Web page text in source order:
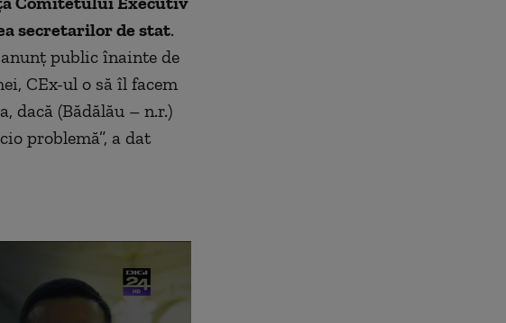
secretarilor de stat.
public înainte de
CEx-ul o să îl facem
dacă (Bădălău – n.r.)
problemă”, a dat